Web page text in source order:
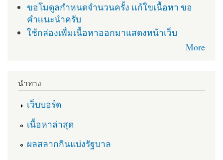
ขอโมดูลกำหนดจำนวนครั้ง เเก้ใขเนื้อหา ขอ
คำเเนะนำครับ
ใช้กล่องเพื่มเนื้อหาออกมาแสดงหน้าเว็บ
More
นำทาง
เว็บบอร์ด
เนื้อหาล่าสุด
ผลสลากกินแบ่งรัฐบาล